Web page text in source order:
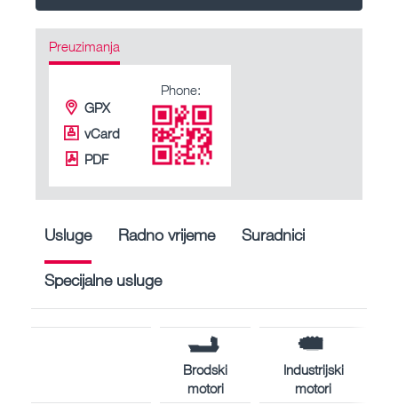
Preuzimanja
GPX
vCard
PDF
Phone:
Usluge Radno vrijeme Suradnici
Specijalne usluge
Brodski
motori
Industrijski
motori